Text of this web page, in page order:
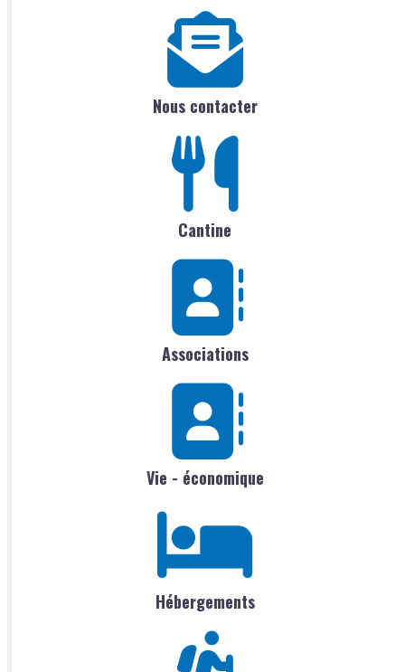
Nous contacter
Cantine
Associations
Vie - économique
Hébergements